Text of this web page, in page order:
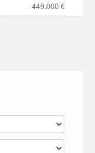
449.000 €